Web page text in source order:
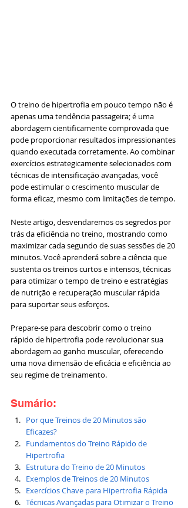
O treino de hipertrofia em pouco tempo não é
apenas uma tendência passageira; é uma
abordagem cientificamente comprovada que
pode proporcionar resultados impressionantes
quando executada corretamente. Ao combinar
exercícios estrategicamente selecionados com
técnicas de intensificação avançadas, você
pode estimular o crescimento muscular de
forma eficaz, mesmo com limitações de tempo.
Neste artigo, desvendaremos os segredos por
trás da eficiência no treino, mostrando como
maximizar cada segundo de suas sessões de 20
minutos. Você aprenderá sobre a ciência que
sustenta os treinos curtos e intensos, técnicas
para otimizar o tempo de treino e estratégias
de nutrição e recuperação muscular rápida
para suportar seus esforços.
Prepare-se para descobrir como o treino
rápido de hipertrofia pode revolucionar sua
abordagem ao ganho muscular, oferecendo
uma nova dimensão de eficácia e eficiência ao
seu regime de treinamento.
Sumário:
Por que Treinos de 20 Minutos são
Eficazes?
Fundamentos do Treino Rápido de
Hipertrofia
Estrutura do Treino de 20 Minutos
Exemplos de Treinos de 20 Minutos
Exercícios Chave para Hipertrofia Rápida
Técnicas Avançadas para Otimizar o Treino